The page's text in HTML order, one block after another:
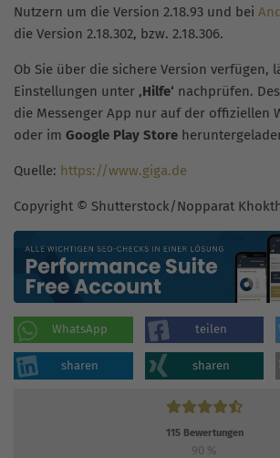
Nutzern um die Version 2.18.93 und bei
die Version 2.18.302, bzw. 2.18.306.
Ob Sie über die sichere Version verfügen,
Einstellungen unter ‚Hilfe‘ nachprüfen.
die Messenger App nur auf der offiziellen
oder im Google Play Store
Quelle: https://www.giga.de
Copyright © Shutterstock/Nopparat
WhatsApp teilen
sharen sharen
115Bewertungen
90 %